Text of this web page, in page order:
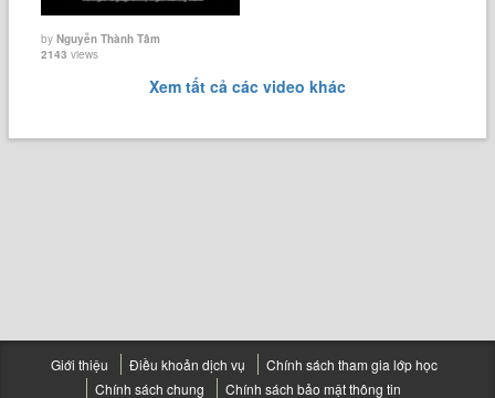
byNguyễn Thành Tâm
2143 views
Xem tất cả các video khác
Giới thiệu Điều khoản dịch vụ
Chính sách tham gia lớp học
Chính sách chung
Chính sách bảo mật thông tin